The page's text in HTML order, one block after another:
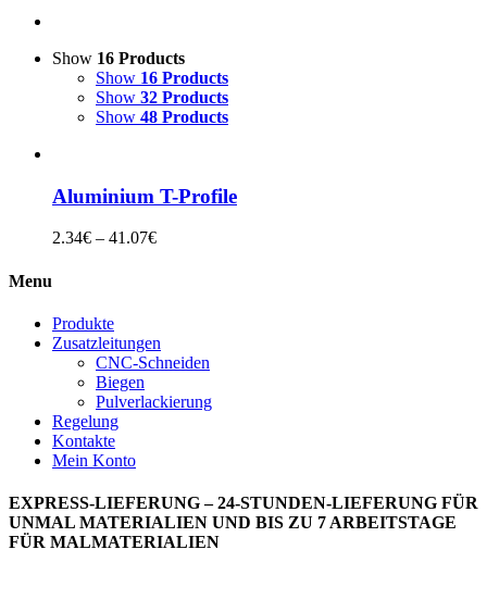
Show 16 Products
Show 16 Products
Show 32 Products
Show 48 Products
Aluminium T-Profile
2.34€ – 41.07€
Menu
Produkte
Zusatzleitungen
CNC-Schneiden
Biegen
Pulverlackierung
Regelung
Kontakte
Mein Konto
EXPRESS-LIEFERUNG – 24-STUNDEN-LIEFERUNG FÜR
UNMAL MATERIALIEN UND BIS ZU 7 ARBEITSTAGE
FÜR MALMATERIALIEN